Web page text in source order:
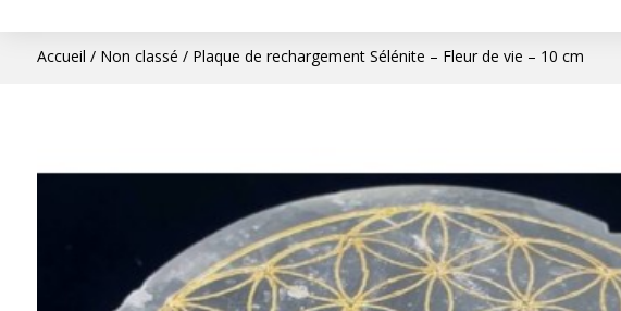
Accueil / Non classé / Plaque de rechargement Sélénite – Fleur de vie – 10 cm